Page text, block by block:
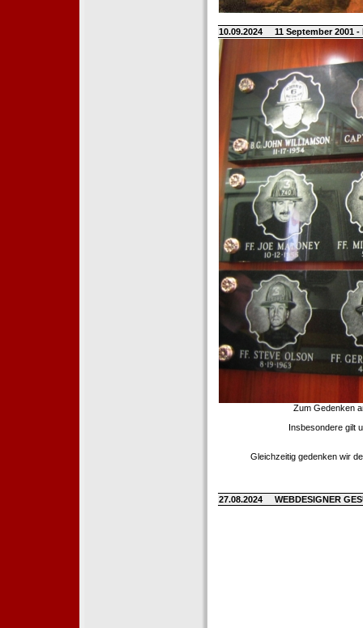
10.09.2024 11 September 2001
Zum Gedenken
Insbesondere gilt
Gleichzeitig gedenken wir
27.08.2024 WEBDESIGNER